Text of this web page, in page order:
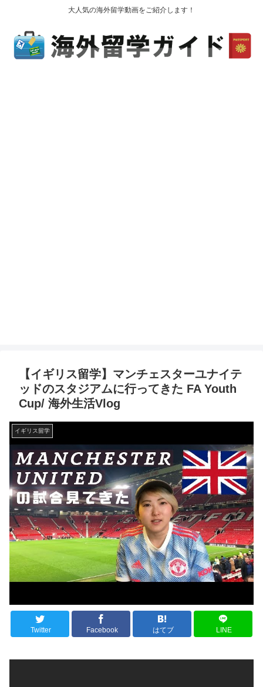
大人気の海外留学動画をご紹介します！
【イギリス留学】マンチェスターユナイテ
ッドのスタジアムに行ってきた FA Youth
Cup/ 海外生活Vlog
イギリス留学
Twitter Facebook はてブ LINE